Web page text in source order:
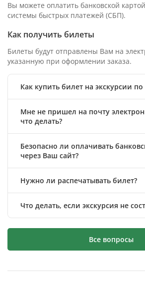
Вы можете оплатить банковской
системы быстрых платежей (СБП).
Как получить билеты
Билеты будут отправлены Вам на
указанную при оформлении заказа.
Как купить билет на экскурсии
Мне не пришел на почту
что делать?
Безопасно ли оплачивать
через Ваш сайт?
Нужно ли распечатывать билет?
Что делать, если экскурсия не
Все вопросы